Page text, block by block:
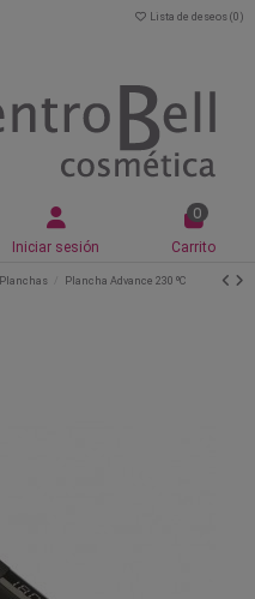
Lista de deseos (0 )
Iniciar sesión
0
Carrito
Planchas Plancha Advance 230 ºC